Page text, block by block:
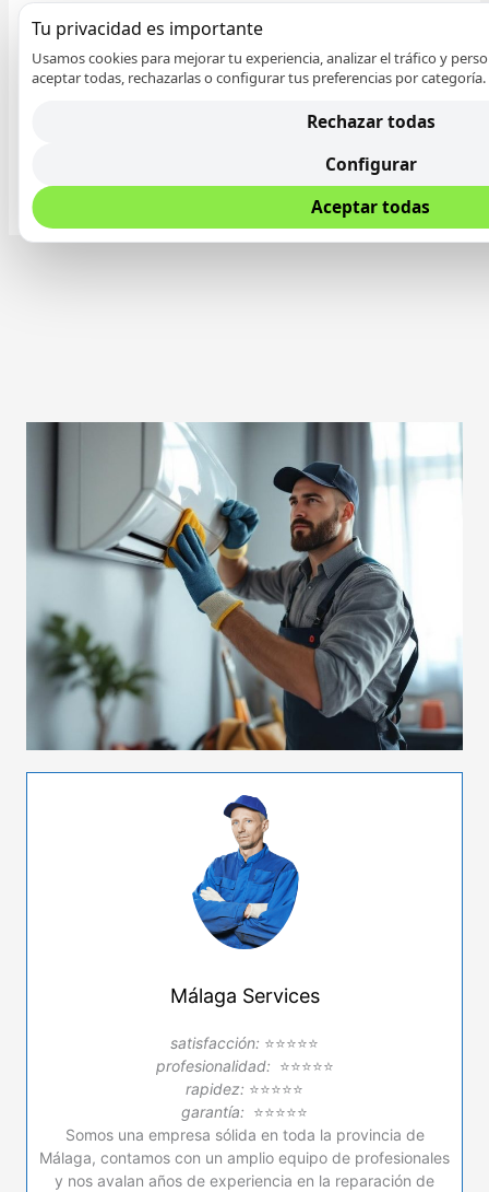
Guarda mi nombre, correo electrónico y web
en este navegador para la próxima vez que
Málaga Services
satisfacción: ⭐⭐⭐⭐⭐
profesionalidad: ⭐⭐⭐⭐⭐
rapidez: ⭐⭐⭐⭐⭐
garantía: ⭐⭐⭐⭐⭐
Somos una empresa sólida en toda la provincia de
Málaga, contamos con un amplio equipo de profesionales
y nos avalan años de experiencia en la reparación de
Tu privacidad es importante
Usamos cookies para mejorar tu experiencia, analizar el tráfico y
aceptar todas, rechazarlas o configurar tus preferencias por categoría.
Rechazar todas
Configurar
Aceptar todas